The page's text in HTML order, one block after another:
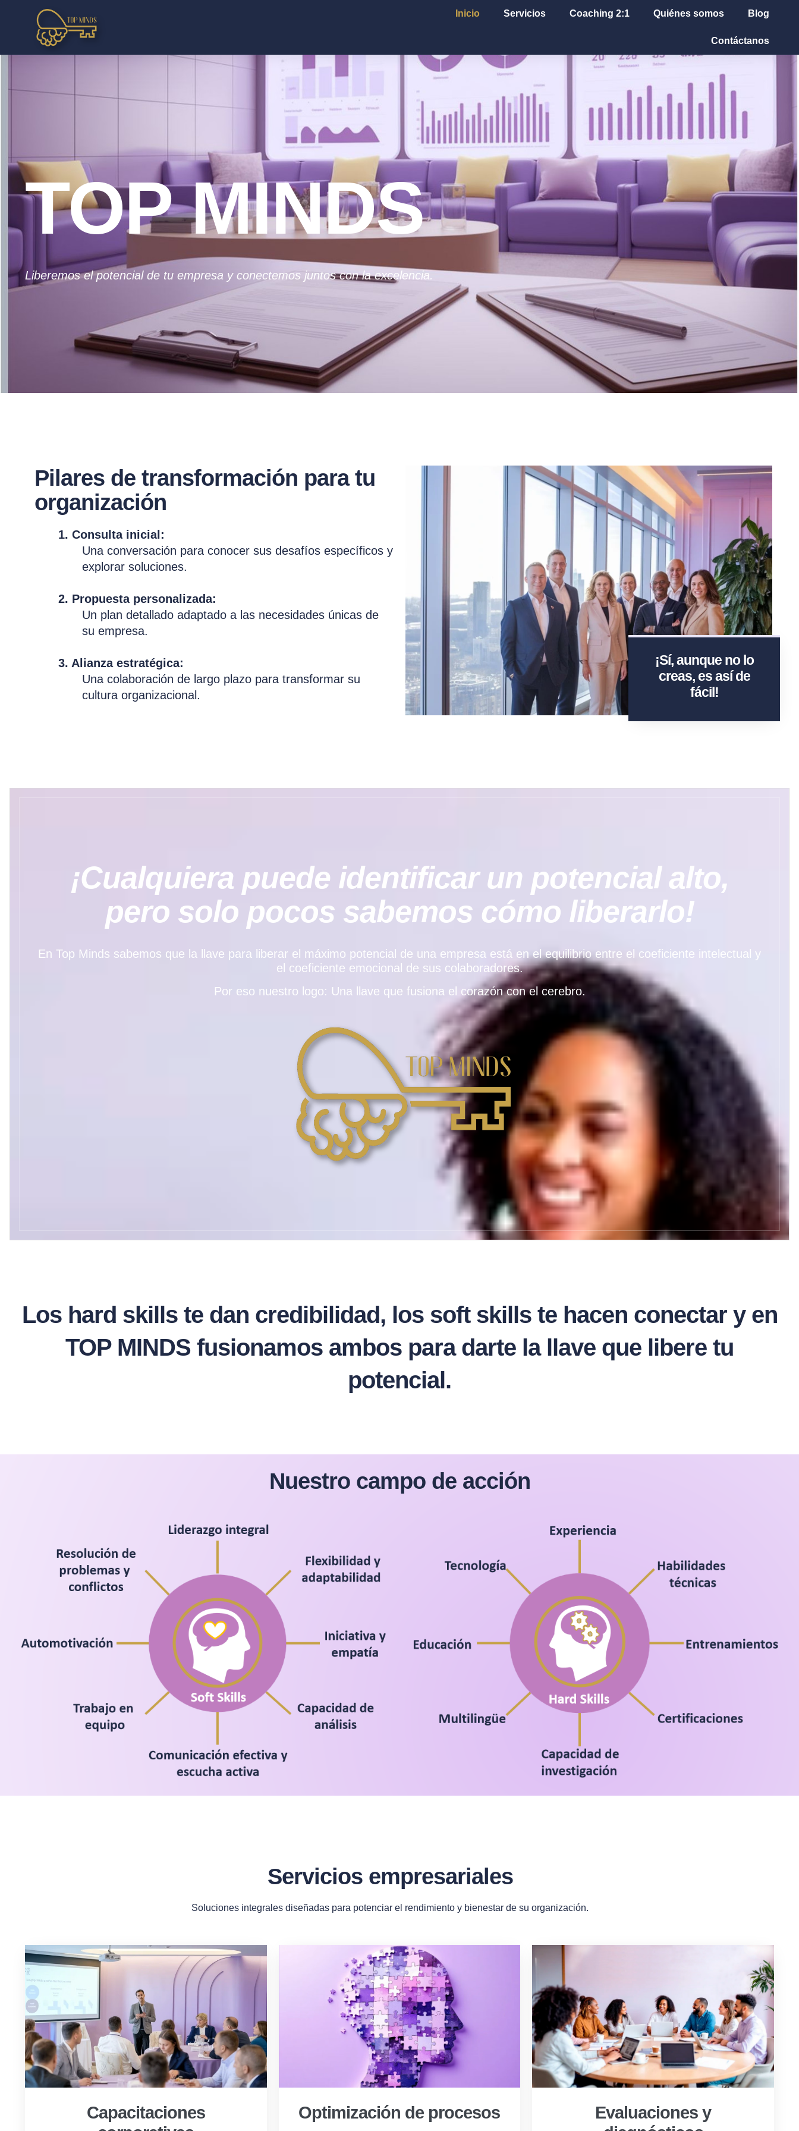
Inicio Servicios Coaching 2:1 Quiénes somos Blog
Contáctanos
TOP MINDS
Liberemos el potencial de tu empresa y conectemos juntos con la excelencia.
Pilares de transformación para tu
organización
1. Consulta inicial:
Una conversación para conocer sus desafíos específicos y
explorar soluciones.
2. Propuesta personalizada:
Un plan detallado adaptado a las necesidades únicas de
su empresa.
3. Alianza estratégica:
Una colaboración de largo plazo para transformar su
cultura organizacional.
¡Sí, aunque no lo
creas, es así de
fácil!
¡Cualquiera puede identificar un potencial alto,
pero solo pocos sabemos cómo liberarlo!
En Top Minds sabemos que la llave para liberar el máximo potencial de una empresa está en el equilibrio entre el coeficiente intelectual y
el coeficiente emocional de sus colaboradores.
Por eso nuestro logo: Una llave que fusiona el corazón con el cerebro.
Los hard skills te dan credibilidad, los soft skills te hacen conectar y en
TOP MINDS fusionamos ambos para darte la llave que libere tu
potencial.
Nuestro campo de acción
Servicios empresariales
Soluciones integrales diseñadas para potenciar el rendimiento y bienestar de su organización.
Capacitaciones
Optimización de procesos
Evaluaciones y